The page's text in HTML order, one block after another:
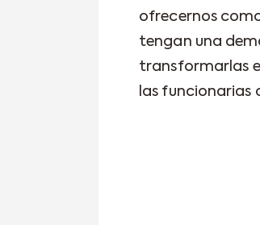
ofrecernos
tengan una
transformarlas
las funcionarias